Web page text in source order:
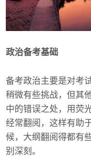
政治备考基础
备考政治主要是对考
稍微有些挑战，但其
中的错误之处，用荧
经常翻阅，这样有助
候，大纲翻阅得都有
别深刻。